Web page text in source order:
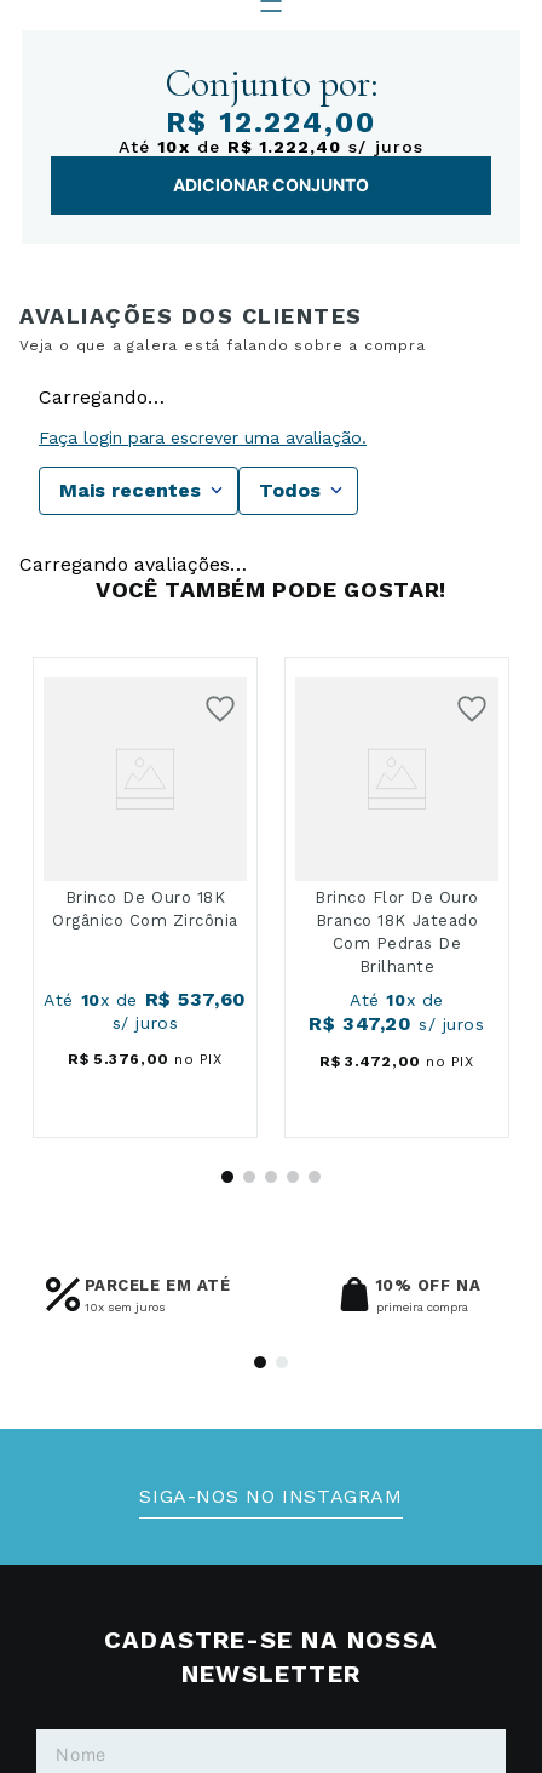
Conjunto por:
R$ 12.224,00
Até10x de R$ 1.222,40 s/ juros
ADICIONAR CONJUNTO
Carregando…
Faça login para escrever uma avaliação.
Mais recentes Todos
Carregando avaliações…
VOCÊ TAMBÉM PODE GOSTAR!
Brinco De Ouro 18K
Orgânico Com Zircônia
Até 10x de R$ 537,60
s/ juros
R$ 5 .376 , 00 no PIX
Brinco Flor De Ouro
Branco 18K Jateado
Com Pedras De
Brilhante
Até10x de
R$ 347,20 s/ juros
R$ 3 .472 , 00 no PIX
PARCELE EM ATÉ
10x sem juros
10% OFF NA
primeira compra
SIGA-NOS NO INSTAGRAM
CADASTRE-SE NA NOSSA
NEWSLETTER